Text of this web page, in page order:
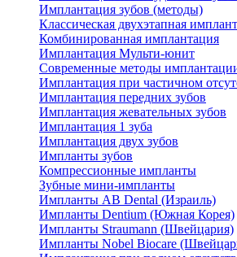
Имплантация зубов (методы)
Классическая двухэтапная
Комбинированная имплантация
Имплантация Мульти-юнит
Современные методы
Имплантация при частичном
Имплантация передних зубов
Имплантация жевательных зубов
Имплантация 1 зуба
Имплантация двух зубов
Импланты зубов
Компрессионные импланты
Зубные мини-импланты
Импланты AB Dental (Израиль)
Импланты Dentium (Южная Корея)
Импланты Straumann (Швейцария)
Импланты Nobel Biocare